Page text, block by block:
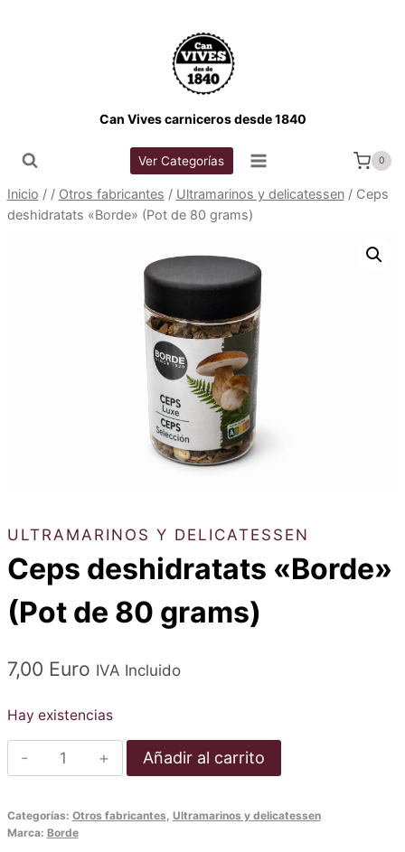
Can Vives carniceros desde 1840
Ver Categorías 0
Inicio / / Otros fabricantes / Ultramarinos y delicatessen / Ceps
deshidratats «Borde» (Pot de 80 grams)
ULTRAMARINOS Y DELICATESSEN
Ceps deshidratats «Borde»
(Pot de 80 grams)
7,00 Euro IVA Incluido
Hay existencias
Ceps
deshidratats
(Pot
Añadir al carrito
Categorías: Otros fabricantes, Ultramarinos y delicatessen
Marca: Borde